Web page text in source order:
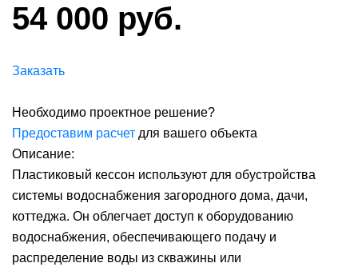
54 000 руб.
Заказать
Необходимо проектное решение?
Предоставим расчет для вашего объекта
Описание:
Пластиковый кессон используют для обустройства
системы водоснабжения загородного дома, дачи,
коттеджа. Он облегчает доступ к оборудованию
водоснабжения, обеспечивающего подачу и
распределение воды из скважины или